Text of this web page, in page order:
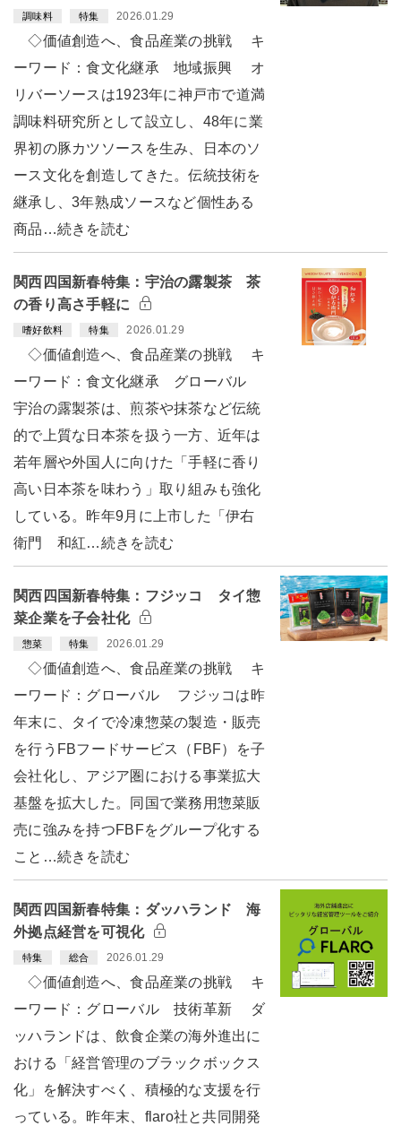
調味料 特集 2026.01.29
◇価値創造へ、食品産業の挑戦 キ
ーワード：食文化継承 地域振興 オ
リバーソースは1923年に神戸市で道満
調味料研究所として設立し、48年に業
界初の豚カツソースを生み、日本のソ
ース文化を創造してきた。伝統技術を
継承し、3年熟成ソースなど個性ある
商品…続きを読む
関西四国新春特集：宇治の露製茶 茶
の香り高さ手軽に
嗜好飲料 特集 2026.01.29
◇価値創造へ、食品産業の挑戦 キ
ーワード：食文化継承 グローバル
宇治の露製茶は、煎茶や抹茶など伝統
的で上質な日本茶を扱う一方、近年は
若年層や外国人に向けた「手軽に香り
高い日本茶を味わう」取り組みも強化
している。昨年9月に上市した「伊右
衛門 和紅…続きを読む
関西四国新春特集：フジッコ タイ惣
菜企業を子会社化
惣菜 特集 2026.01.29
◇価値創造へ、食品産業の挑戦 キ
ーワード：グローバル フジッコは昨
年末に、タイで冷凍惣菜の製造・販売
を行うFBフードサービス（FBF）を子
会社化し、アジア圏における事業拡大
基盤を拡大した。同国で業務用惣菜販
売に強みを持つFBFをグループ化する
こと…続きを読む
関西四国新春特集：ダッハランド 海
外拠点経営を可視化
特集 総合 2026.01.29
◇価値創造へ、食品産業の挑戦 キ
ーワード：グローバル 技術革新 ダ
ッハランドは、飲食企業の海外進出に
おける「経営管理のブラックボックス
化」を解決すべく、積極的な支援を行
っている。昨年末、flaro社と共同開発